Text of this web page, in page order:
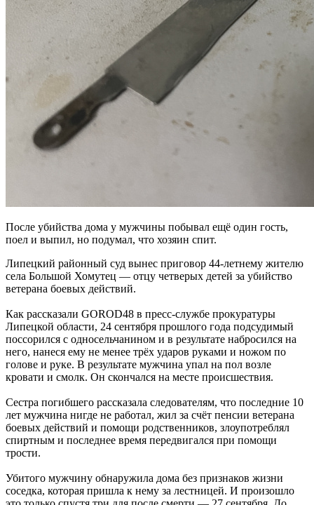
После убийства дома у мужчины побывал ещё один гость,
поел и выпил, но подумал, что хозяин спит.
Липецкий районный суд вынес приговор 44-летнему жителю
села Большой Хомутец — отцу четверых детей за убийство
ветерана боевых действий.
Как рассказали GOROD48 в пресс-службе прокуратуры
Липецкой области, 24 сентября прошлого года подсудимый
поссорился с односельчанином и в результате набросился на
него, нанеся ему не менее трёх ударов руками и ножом по
голове и руке. В результате мужчина упал на пол возле
кровати и смолк. Он скончался на месте происшествия.
Сестра погибшего рассказала следователям, что последние 10
лет мужчина нигде не работал, жил за счёт пенсии ветерана
боевых действий и помощи родственников, злоупотреблял
спиртным и последнее время передвигался при помощи
трости.
Убитого мужчину обнаружила дома без признаков жизни
соседка, которая пришла к нему за лестницей. И произошло